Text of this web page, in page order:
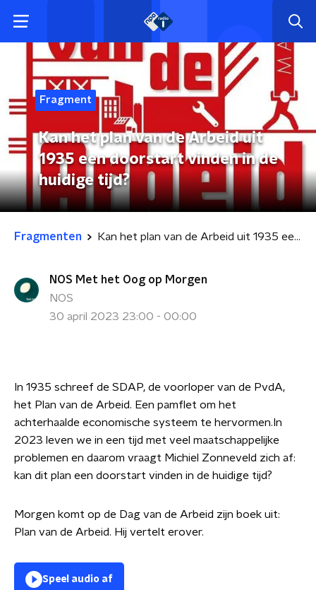
Fragment
Kan het plan van de Arbeid uit
1935 een doorstart vinden in de
huidige tijd?
Fragmenten Kan het plan van de Arbeid uit 1935 een doorstart vinden in de huidige tijd?
NOS Met het Oog op Morgen
NOS
30 april 2023 23:00 - 00:00
In 1935 schreef de SDAP, de voorloper van de PvdA,
het Plan van de Arbeid. Een pamflet om het
achterhaalde economische systeem te hervormen.In
2023 leven we in een tijd met veel maatschappelijke
problemen en daarom vraagt Michiel Zonneveld zich af:
kan dit plan een doorstart vinden in de huidige tijd?
Morgen komt op de Dag van de Arbeid zijn boek uit:
Plan van de Arbeid. Hij vertelt erover.
Speel audio af